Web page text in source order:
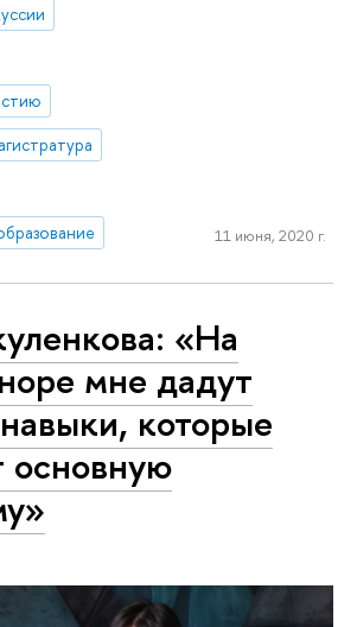
11 июня, 2020 г.
«На
мне дадут
которые
основную